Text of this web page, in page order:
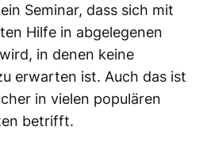
Seminar, dass sich mit
Hilfe in abgelegenen
in denen keine
erwarten ist. Auch das ist
in vielen populären
betrifft.